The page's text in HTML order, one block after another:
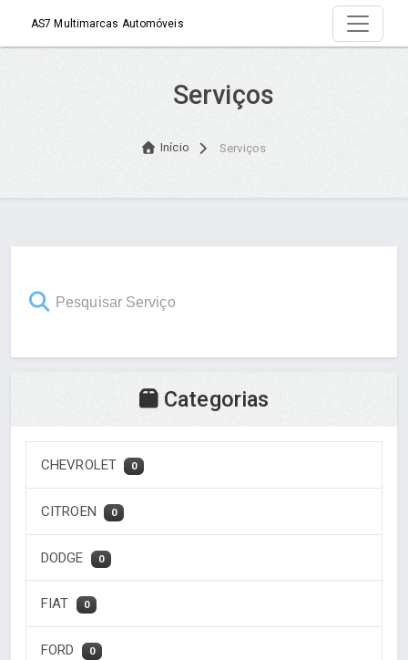
AS7 Multimarcas Automóveis
Serviços
Início Serviços
Categorias
CHEVROLET 0
CITROEN 0
DODGE 0
FIAT 0
FORD 0